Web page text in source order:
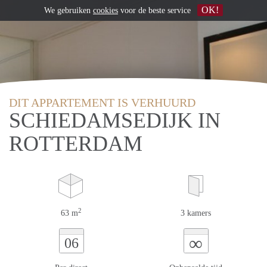
DIT APPARTEMENT IS VERHUURD
SCHIEDAMSEDIJK IN
ROTTERDAM
63 m2 3 kamers
06 ∞
We gebruiken cookies voor de beste service OK!